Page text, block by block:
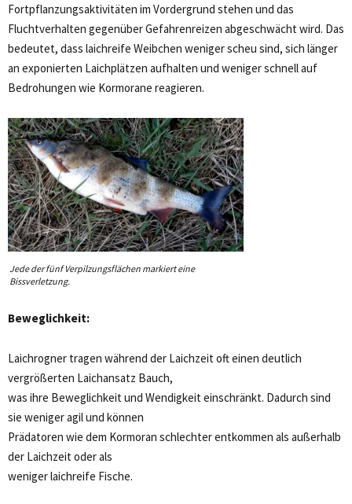
Fortpflanzungsaktivitäten im Vordergrund stehen und das
Fluchtverhalten gegenüber Gefahrenreizen abgeschwächt wird. Das
bedeutet, dass laichreife Weibchen weniger scheu sind, sich länger
an exponierten Laichplätzen aufhalten und weniger schnell auf
Bedrohungen wie Kormorane reagieren.
Jede der fünf Verpilzungsflächen markiert eine
Bissverletzung.
Beweglichkeit:
Laichrogner tragen während der Laichzeit oft einen deutlich
vergrößerten Laichansatz Bauch,
was ihre Beweglichkeit und Wendigkeit einschränkt. Dadurch sind
sie weniger agil und können
Prädatoren wie dem Kormoran schlechter entkommen als außerhalb
der Laichzeit oder als
weniger laichreife Fische.